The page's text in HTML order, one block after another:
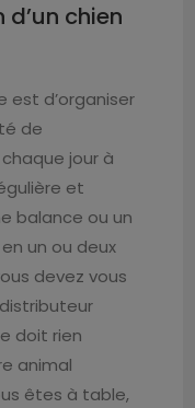
chien
est d’organiser
de
jour à
et
balance ou un
un ou deux
devez vous
doit rien
animal
êtes à table,